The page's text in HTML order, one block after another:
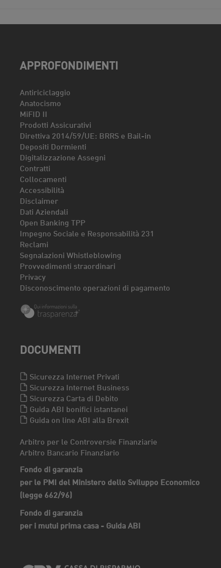
APPROFONDIMENTI
Antiriciclaggio
Anatocismo
MiFID II
Prodotti Assicurativi
Direttiva 2014/59/UE: BRRS e Bail-in
Depositi Dormienti
Digitalizzazione Assegni
Contratti
Collocamenti
Accessibilità
Disclaimer
Dati Aziendali
Open Banking TPP
Impegno Sociale e Responsabilità 231
Reclami
Segnalazioni Whistleblowing
Provvedimenti straordinari
Privacy
Disconoscimento operazioni di pagamento
DOCUMENTI
Sicurezza Internet Privati
Sicurezza Internet Business
Sicurezza Carta di Debito
Guida ABI bonifici istantanei
Guida on line ABI alla Brexit
Arbitro per le Controversie Finanziarie
Arbitro Bancario Finanziario
Fondo di garanzia
per le PMI del Ministero dello Sviluppo Economico
(legge 662/96)
Fondo di garanzia
per i mutui prima casa - Guida ABI